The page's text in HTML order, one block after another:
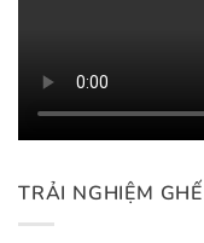
TRẢI NGHIỆM